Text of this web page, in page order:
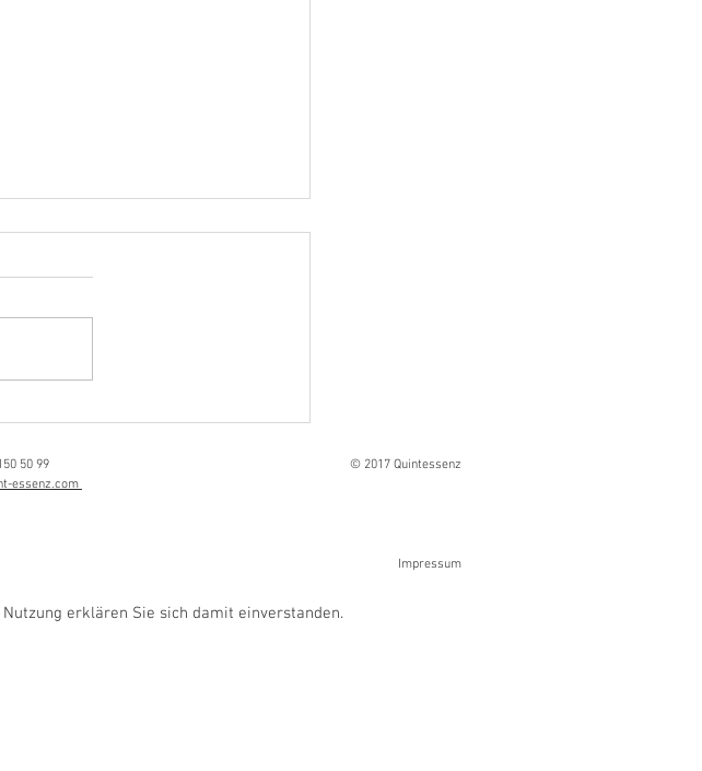
50 99
essenz.com
© 2017 Quintessenz
Impressum
erklären Sie sich damit einverstanden.